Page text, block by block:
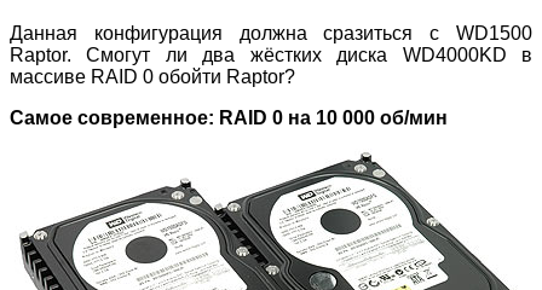
Данная конфигурация должна сразиться с WD1500
Raptor. Смогут ли два жёстких диска WD4000KD в
массиве RAID 0 обойти Raptor?
Самое современное: RAID 0 на 10 000 об/мин